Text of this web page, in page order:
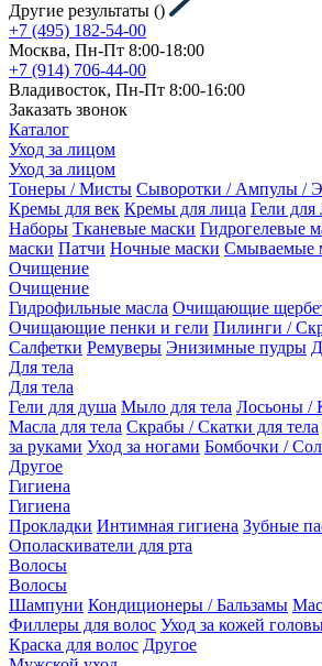
Другие результаты ()
+7 (495) 182-54-00
Москва, Пн-Пт 8:00-18:00
+7 (914) 706-44-00
Владивосток, Пн-Пт 8:00-16:00
Заказать звонок
Каталог
Уход за лицом
Уход за лицом
Тонеры / Мисты Сыворотки / Ампулы /
Кремы для век Кремы для лица Гели для
Наборы Тканевые маски Гидрогелевые
маски Патчи Ночные маски Смываемые
Очищение
Очищение
Гидрофильные масла Очищающие
Очищающие пенки и гели Пилинги /
Салфетки Ремуверы Энизимные пудры
Для тела
Для тела
Гели для душа Мыло для тела Лосьоны /
Масла для тела Скрабы / Скатки для тела
за руками Уход за ногами Бомбочки /
Другое
Гигиена
Гигиена
Прокладки Интимная гигиена Зубные
Ополаскиватели для рта
Волосы
Волосы
Шампуни Кондиционеры / Бальзамы
Филлеры для волос Уход за кожей
Краска для волос Другое